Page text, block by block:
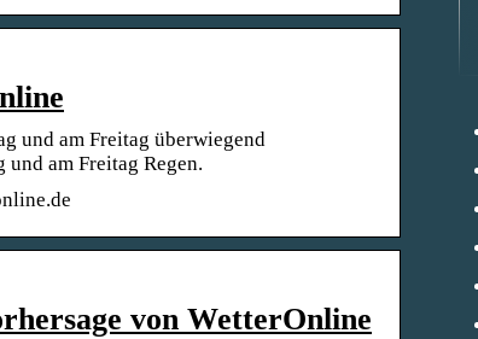
und am Freitag überwiegend
am Freitag Regen.
von WetterOnline